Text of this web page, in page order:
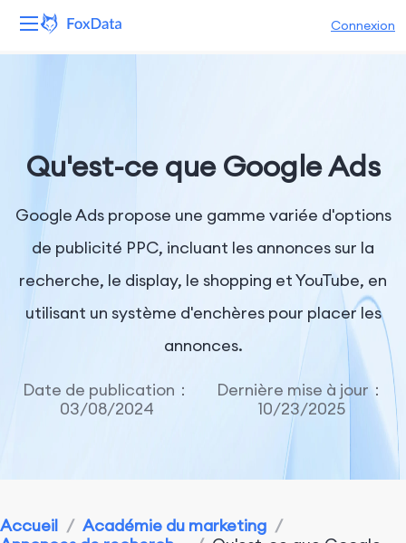
Connexion
Solutions
Ressources
Entreprise
Qu'est-ce que Google Ads
Google Ads propose une gamme variée d'options
de publicité PPC, incluant les annonces sur la
recherche, le display, le shopping et YouTube, en
utilisant un système d'enchères pour placer les
annonces.
Date de publication：
03/08/2024
Dernière mise à jour：
10/23/2025
Accueil / Académie du marketing /